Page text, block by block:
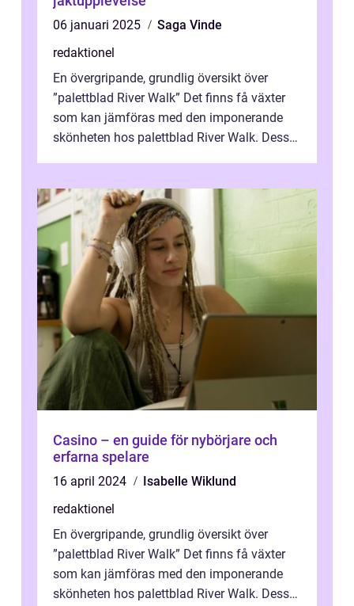
06 januari 2025
Saga Vinde
redaktionel
En övergripande, grundlig översikt över
”palettblad River Walk” Det finns få växter
som kan jämföras med den imponerande
skönheten hos palettblad River Walk. Dess
Casino – en guide för nybörjare och
erfarna spelare
16 april 2024
Isabelle Wiklund
redaktionel
En övergripande, grundlig översikt över
”palettblad River Walk” Det finns få växter
som kan jämföras med den imponerande
skönheten hos palettblad River Walk. Dess